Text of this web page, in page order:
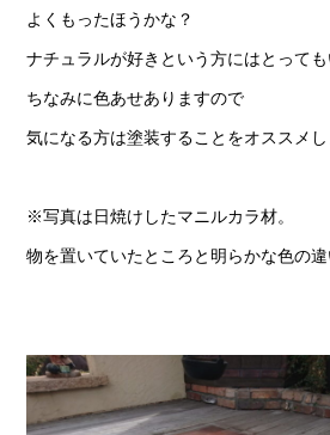
よくもったほうかな？
ナチュラルが好きという方にはとっても
ちなみに色あせありますので
気になる方は塗装することをオススメ
※写真は日焼けしたマニルカラ材。
物を置いていたところと明らかな色の違